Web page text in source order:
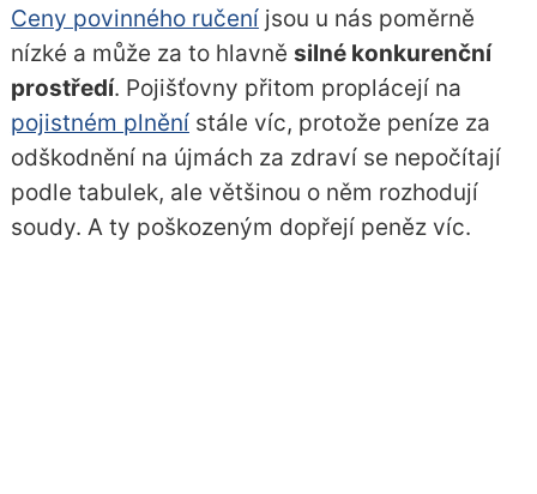
Ceny povinného ručeníjsou u nás poměrně
nízké a může za to hlavně silné konkurenční
prostředí. Pojišťovny přitom proplácejí na
pojistném plněnístále víc, protože peníze za
odškodnění na újmách za zdraví se nepočítají
podle tabulek, ale většinou o něm rozhodují
soudy. A ty poškozeným dopřejí peněz víc.